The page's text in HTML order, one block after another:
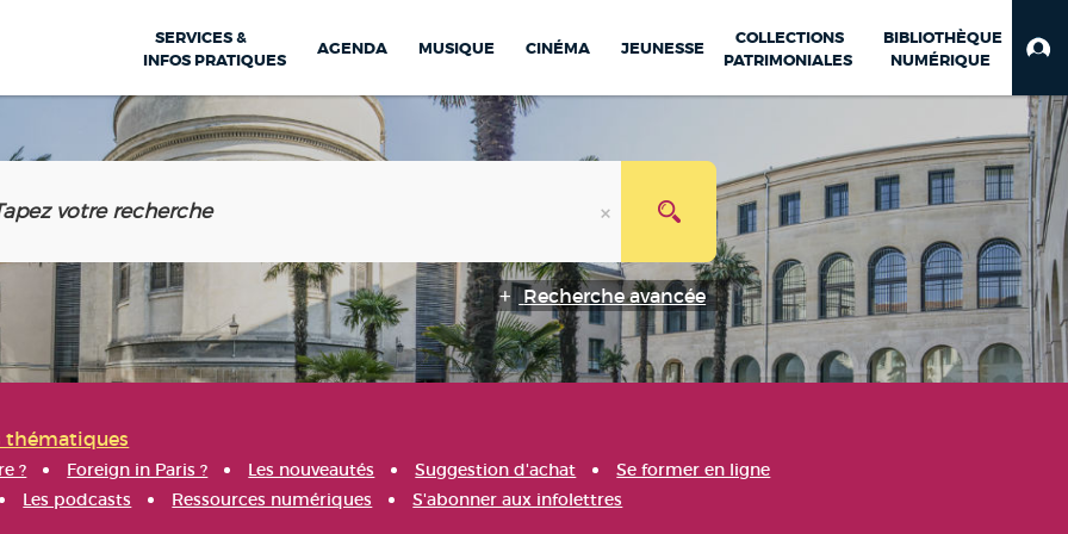
SERVICES &
INFOS PRATIQUES
AGENDA MUSIQUE CINÉMA JEUNESSE
COLLECTIONS
PATRIMONIALES
BIBLIOTHÈQUE
NUMÉRIQUE
Recherche avancée
thématiques
? Foreign in Paris ? Les nouveautés Suggestion d'achat
Se former en ligne
Les podcasts Ressources numériques S'abonner aux infolettres